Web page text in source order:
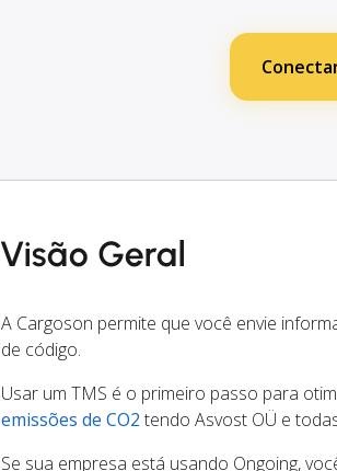
Visão Geral
A Cargoson permite que você envie
de código.
Usar um TMS é o primeiro passo para
emissões de CO2 tendo Asvost OÜ e
Se sua empresa está usando Ongoing,